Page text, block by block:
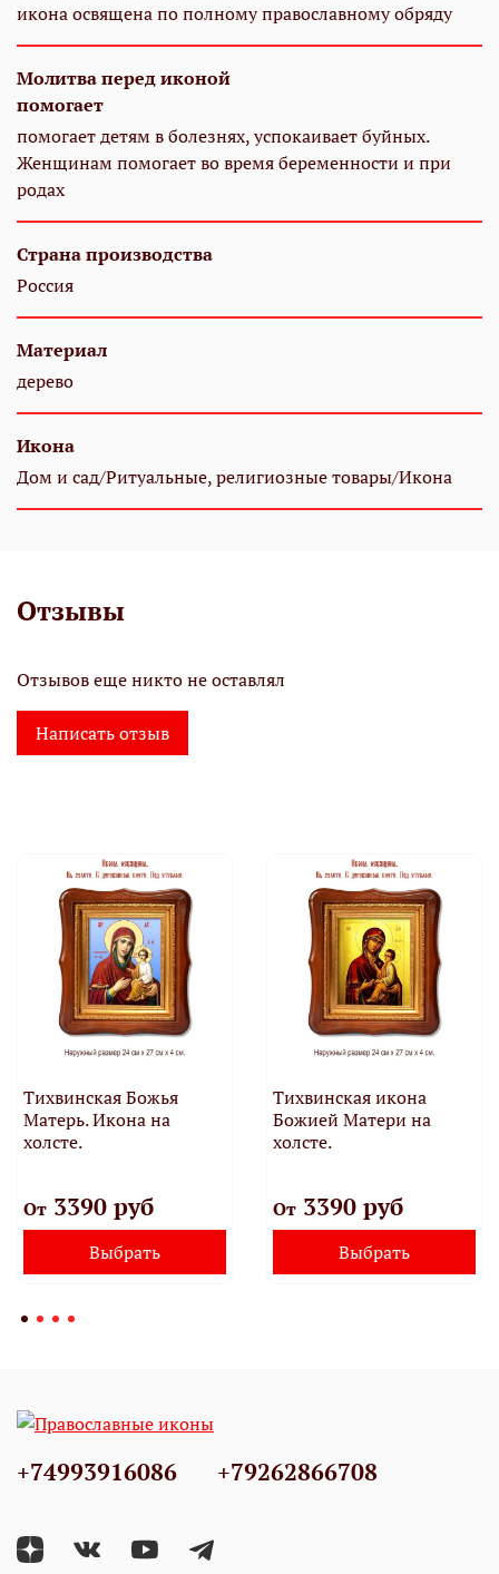
икона освящена по полному православному обряду
Молитва перед иконой
помогает
помогает детям в болезнях, успокаивает буйных.
Женщинам помогает во время беременности и при
родах
Страна производства
Россия
Материал
дерево
Икона
Дом и сад/Ритуальные, религиозные товары/Икона
Отзывы
Отзывов еще никто не оставлял
Написать отзыв
Тихвинская Божья
Матерь. Икона на
холсте.
От3390 руб
Выбрать
Тихвинская икона
Божией Матери на
холсте.
От3390 руб
Выбрать
+74993916086 +79262866708